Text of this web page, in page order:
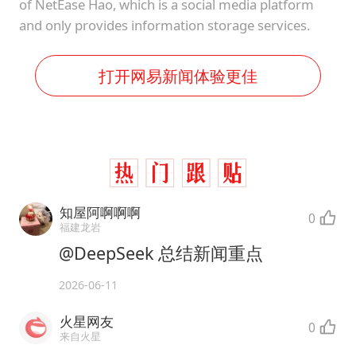
of NetEase Hao, which is a social media platform
and only provides information storage services.
打开网易新闻体验更佳
知屋阿啊啊啊
福建龙岩 0
@DeepSeek 总结新闻重点
2026-06-11
火星网友
来自火星 0